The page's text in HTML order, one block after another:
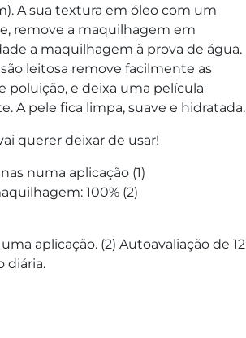
A sua textura em óleo com um
remove a maquilhagem em
a maquilhagem à prova de água.
leitosa remove facilmente as
poluição, e deixa uma película
A pele fica limpa, suave e hidratada.
querer deixar de usar!
numa aplicação (1)
100% (2)
aplicação. (2) Autoavaliação de 12
diária.